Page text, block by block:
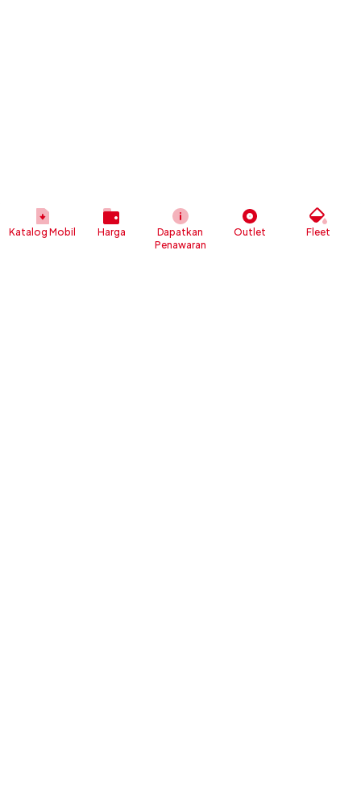
Katalog Mobil Harga
Dapatkan
Penawaran
Outlet Fleet